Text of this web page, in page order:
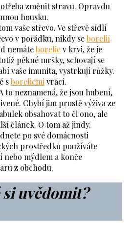
změnit stravu. Opravdu
housku.
vaše střevo. Ve střevě sídlí
v pořádku, nikdy seborelií
nemáteboreliev krvi, že je
pěkné mršky, schovají se
vaše imunita, vystrkují růžky.
sboreliemi vrací.
neznamená, že jsou hubení,
Chybí jim prostě výživa ze
obsahovat to či ono, ale
článek. O tom až jindy.
po své domácnosti
prostředků používáte
nebo mýdlem a konče
z obchodu.
uvědomit?